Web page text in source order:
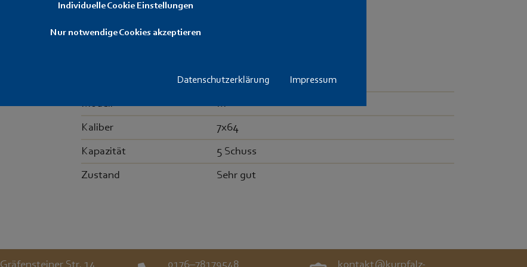
Individuelle Cookie Einstellungen
Nur notwendige Cookies akzeptieren
Datenschutzerklärung Impressum
Steyr Mannlicher
Modell M
Kaliber 7x64
Kapazität 5 Schuss
Zustand Sehr gut